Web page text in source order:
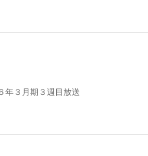
年３月期３週目放送